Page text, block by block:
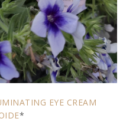
EYE CREAM
*